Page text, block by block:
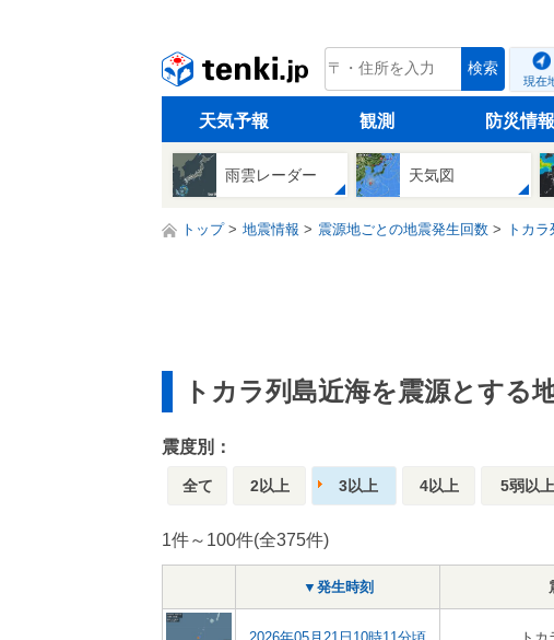
tenki.jp 検索
現在
天気予報 観測 防災情報
雨雲レーダー 天気図
トップ 地震情報 震源地ごとの地震発生回数 トカ
トカラ列島近海を震源とする
震度別：
全て 2以上 3以上 4以上 5弱以上
1件～100件(全375件)
▼発生時刻